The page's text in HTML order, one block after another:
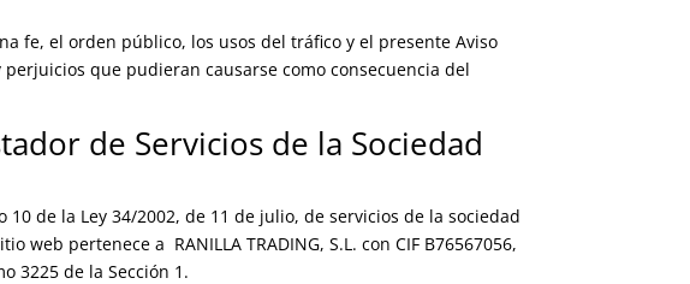
fe, el orden público, los usos del tráfico y el presente Aviso
perjuicios que pudieran causarse como consecuencia del
de Servicios de la Sociedad
de la Ley 34/2002, de 11 de julio, de servicios de la sociedad
pertenece a RANILLA TRADING, S.L. con CIF B76567056,
3225 de la Sección 1.